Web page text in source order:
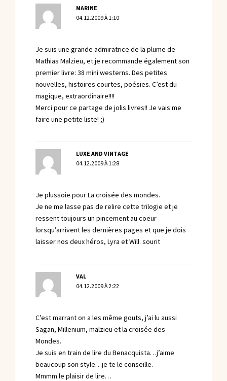
MARINE
04.12.2009 À 1:10
Je suis une grande admiratrice de la plume de
Mathias Malzieu, et je recommande également son
premier livre: 38 mini westerns. Des petites
nouvelles, histoires courtes, poésies. C’est du
magique, extraordinaire!!!!
Merci pour ce partage de jolis livres!! Je vais me
faire une petite liste! ;)
LUXE AND VINTAGE
04.12.2009 À 1:28
Je plussoie pour La croisée des mondes.
Je ne me lasse pas de relire cette trilogie et je
ressent toujours un pincement au coeur
lorsqu’arrivent les dernières pages et que je dois
laisser nos deux héros, Lyra et Will. sourit
VAL
04.12.2009 À 2:22
C’est marrant on a les même gouts, j’ai lu aussi
Sagan, Millenium, malzieu et la croisée des
Mondes.
Je suis en train de lire du Benacquista…j’aime
beaucoup son style…je te le conseille.
Mmmm le plaisir de lire…